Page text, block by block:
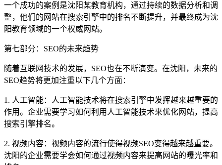
一个成功的案例是沈阳某教育机构，通过持续的数据分析和调
整，他们的网站在搜索引擎中的排名不断提升，并最终成为沈
阳教育领域的一个权威网站。
第七部分：SEO的未来趋势
随着互联网技术的发展，SEO也在不断演变。在沈阳，未来的
SEO趋势将更加注重以下几个方面：
1. 人工智能：人工智能技术将在搜索引擎中发挥越来越重要的
作用。企业需要学习如何利用人工智能技术来优化网站，提高
搜索引擎排名。
2. 视频内容：视频内容的流行使得视频SEO变得越来越重要。
沈阳的企业需要学会如何通过视频内容来提高网站的曝光率和